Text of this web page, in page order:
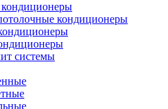
кондиционеры
системы